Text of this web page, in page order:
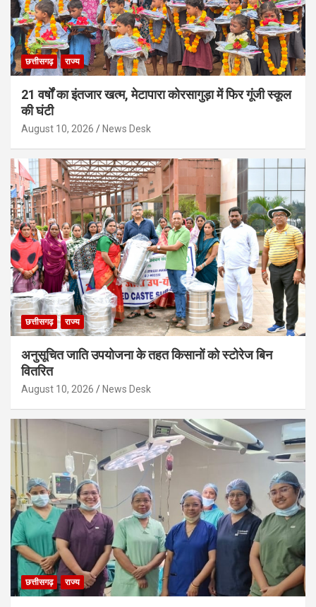
छत्तीसगढ़ राज्य
21 वर्षों का इंतजार खत्म, मेटापारा कोरसागुड़ा में फिर गूंजी स्कूल
की घंटी
August 10, 2026 News Desk
छत्तीसगढ़ राज्य
अनुसूचित जाति उपयोजना के तहत किसानों को स्टोरेज बिन
वितरित
August 10, 2026 News Desk
छत्तीसगढ़ राज्य